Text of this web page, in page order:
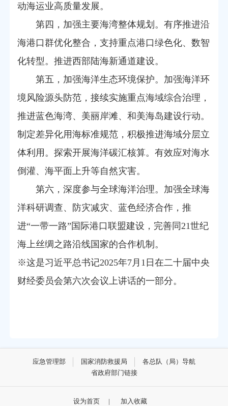
动海运业高质量发展。
第四，加强主要海湾整体规划。有序推进沿
海港口群优化整合，支持重点港口绿色化、数智
化转型。推进西部陆海新通道建设。
第五，加强海洋生态环境保护。加强海洋环
境风险源头防范，接续实施重点海域综合治理，
推进蓝色海湾、美丽岸滩、和美海岛建设行动。
制定差异化用海标准规范，积极推进海域分层立
体利用。探索开展海洋碳汇核算。有效应对海水
倒灌、海平面上升等自然灾害。
第六，深度参与全球海洋治理。加强全球海
洋科研调查、防灾减灾、蓝色经济合作，推
进“一带一路”国际港口联盟建设，完善同21世纪
海上丝绸之路沿线国家的合作机制。
※这是习近平总书记2025年7月1日在二十届中央
财经委员会第六次会议上讲话的一部分。
应急管理部 国家消防救援局
各总队（局）导航
省政府部门链接
设为首页 | 加入收藏